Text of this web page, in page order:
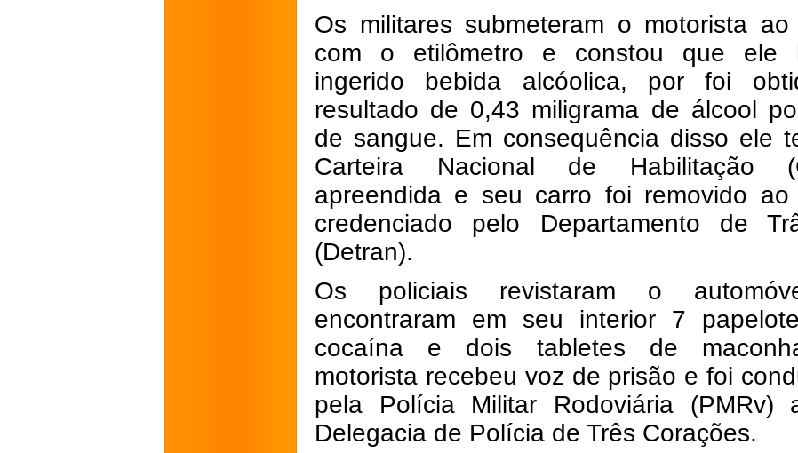
Os militares submeteram o motorista ao
com o etilômetro e constou que ele
ingerido bebida alcóolica, por foi
resultado de 0,43 miligrama de álcool
de sangue. Em consequência disso ele
Carteira Nacional de Habilitação
apreendida e seu carro foi removido ao
credenciado pelo Departamento de
(Detran).
Os policiais revistaram o
encontraram em seu interior 7
cocaína e dois tabletes de
motorista recebeu voz de prisão e foi
pela Polícia Militar Rodoviária (PMRv)
Delegacia de Polícia de Três Corações.